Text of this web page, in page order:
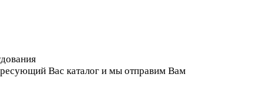
Вас каталог и мы отправим Вам